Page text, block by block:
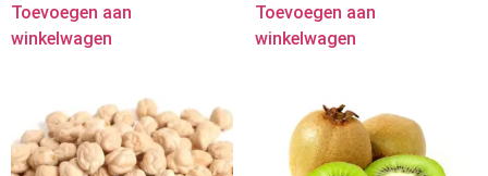
Toevoegen aan
winkelwagen
Toevoegen aan
winkelwagen